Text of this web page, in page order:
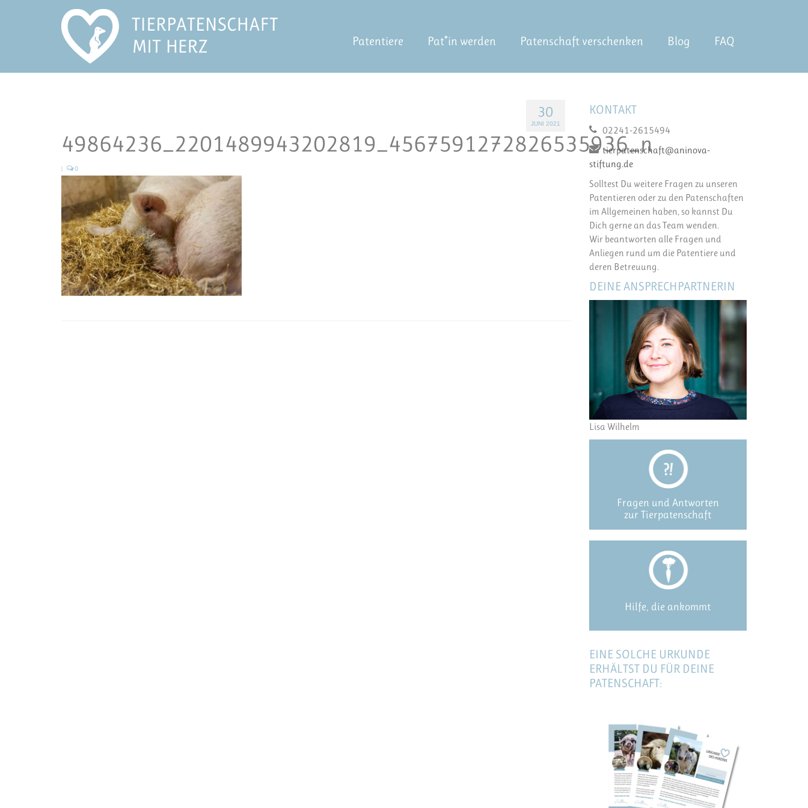
Patentiere Pat*in werden Patenschaft verschenken Blog FAQ
30
JUNI 2021
49864236_2201489943202819_4567591272826535936_n
0
KONTAKT
02241-2615494
tierpatenschaft@aninova-
stiftung.de
Solltest Du weitere Fragen zu unseren
Patentieren oder zu den Patenschaften
im Allgemeinen haben, so kannst Du
Dich gerne an das Team wenden.
Wir beantworten alle Fragen und
Anliegen rund um die Patentiere und
deren Betreuung.
DEINE ANSPRECHPARTNERIN
Lisa Wilhelm
Fragen und Antworten
zur Tierpatenschaft
Hilfe, die ankommt
EINE SOLCHE URKUNDE
ERHÄLTST DU FÜR DEINE
PATENSCHAFT: